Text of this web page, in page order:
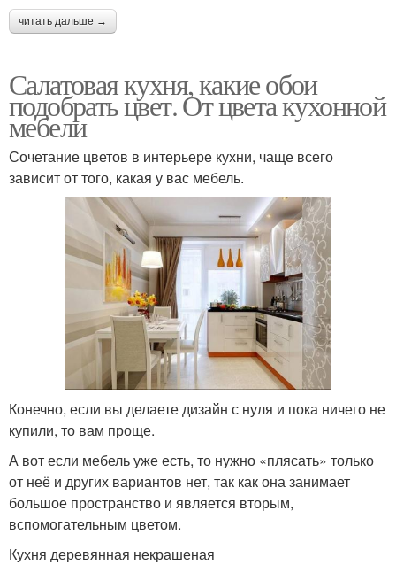
читать дальше →
Салатовая кухня, какие обои
подобрать цвет. От цвета кухонной
мебели
Сочетание цветов в интерьере кухни, чаще всего
зависит от того, какая у вас мебель.
Конечно, если вы делаете дизайн с нуля и пока ничего не
купили, то вам проще.
А вот если мебель уже есть, то нужно «плясать» только
от неё и других вариантов нет, так как она занимает
большое пространство и является вторым,
вспомогательным цветом.
Кухня деревянная некрашеная